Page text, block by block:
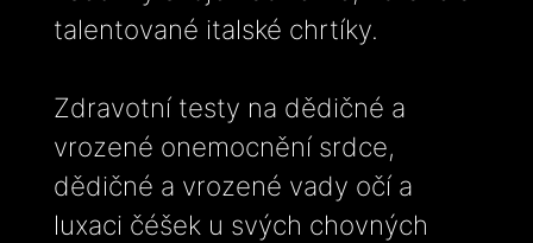
talentované italské chrtíky.
Zdravotní testy na dědičné a
vrozené onemocnění srdce,
dědičné a vrozené vady očí a
luxaci čéšek u svých chovných